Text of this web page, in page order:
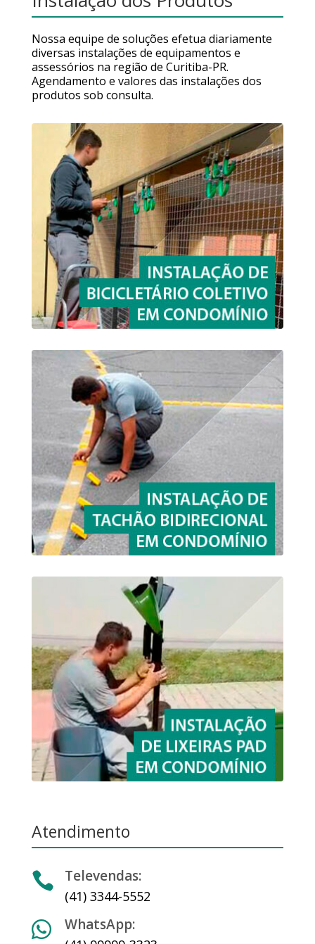
Nossa equipe de soluções efetua diariamente
diversas instalações de equipamentos e
assessórios na região de Curitiba-PR.
Agendamento e valores das instalações dos
produtos sob consulta.
Atendimento
 Televendas:
(41) 3344-5552
 WhatsApp: